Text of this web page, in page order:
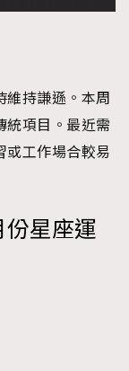
持謙遜。本周
統項目。最近需
或工作場合較易
星座運